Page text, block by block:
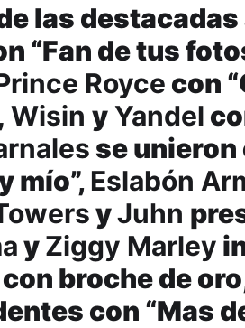
las
“Fan de tus
Royce con
Wisin yYandel
se
mío”,Eslabón
yJuhn
yZiggy Marley
broche de
con “Mas